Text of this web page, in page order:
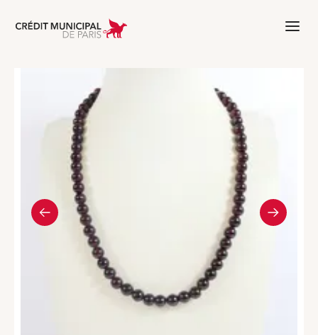
Aller à l'accueil de Crédit Municipal